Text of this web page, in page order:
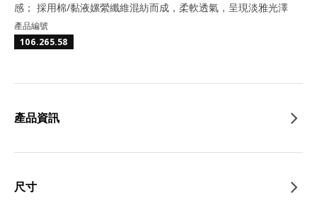
感； 採用棉/黏液嫘縈纖維混紡而成，柔軟透氣，呈現淡雅光澤
產品編號
106.265.58
產品資訊
尺寸